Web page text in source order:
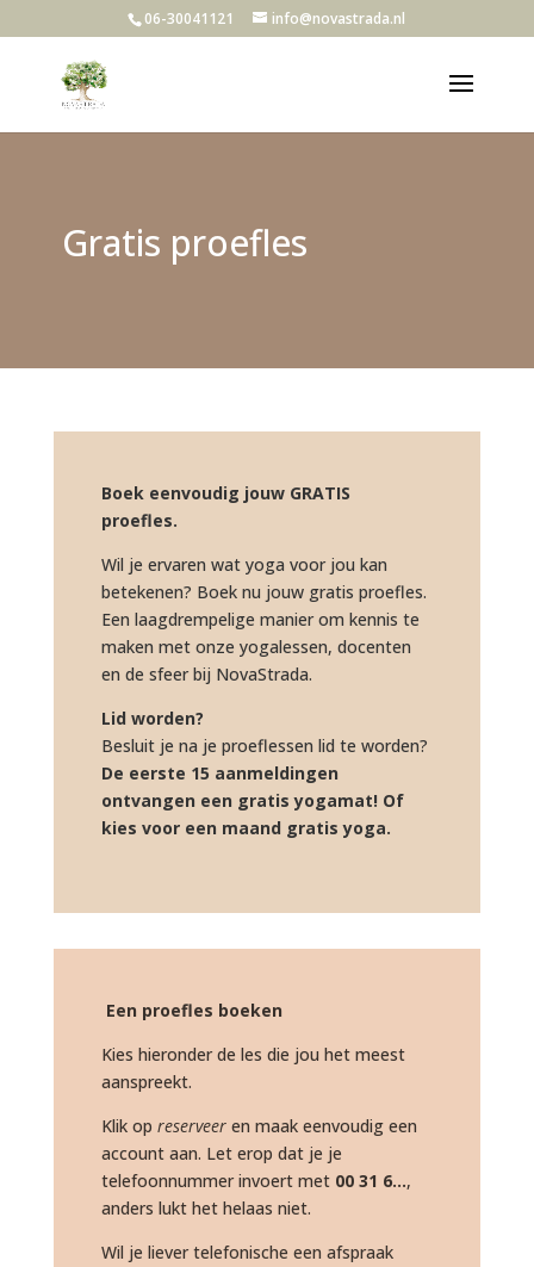
06-30041121 info@novastrada.nl
Gratis proefles
Boek eenvoudig jouw GRATIS
proefles.
Wil je ervaren wat yoga voor jou kan
betekenen? Boek nu jouw gratis proefles.
Een laagdrempelige manier om kennis te
maken met onze yogalessen, docenten
en de sfeer bij NovaStrada.
Lid worden?
Besluit je na je proeflessen lid te worden?
De eerste 15 aanmeldingen
ontvangen een gratis yogamat! Of
kies voor een maand gratis yoga.
Een proefles boeken
Kies hieronder de les die jou het meest
aanspreekt.
Klik op reserveeren maak eenvoudig een
account aan. Let erop dat je je
telefoonnummer invoert met 00 31 6…,
anders lukt het helaas niet.
Wil je liever telefonische een afspraak